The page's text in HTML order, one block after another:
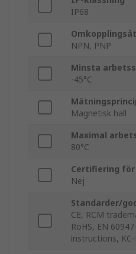
IP68
NPN, PNP
Minsta
-45°C
Magnetisk hall
Maximal
80°C
Certifiering
Nej
Standarder/
CE, RCM
RoHS, EN
instructions, KC-